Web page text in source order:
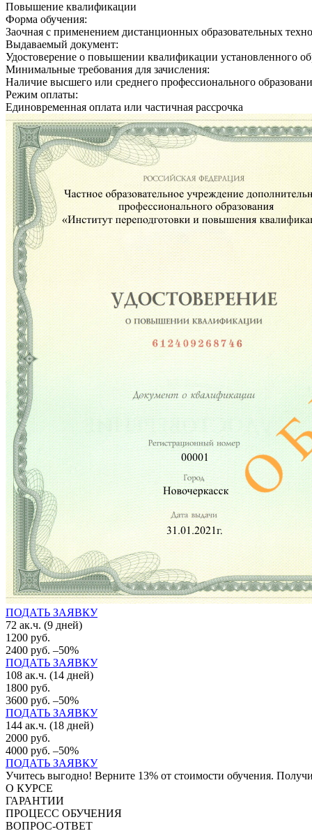
Повышение квалификации
Форма обучения:
Заочная с применением дистанционных образовательных
Выдаваемый документ:
Удостоверение о повышении квалификации установленного
Минимальные требования для зачисления:
Наличие высшего или среднего профессионального
Режим оплаты:
Единовременная оплата или частичная рассрочка
ПОДАТЬ ЗАЯВКУ
72 ак.ч. (9 дней)
1200 руб.
2400 руб. –50%
ПОДАТЬ ЗАЯВКУ
108 ак.ч. (14 дней)
1800 руб.
3600 руб. –50%
ПОДАТЬ ЗАЯВКУ
144 ак.ч. (18 дней)
2000 руб.
4000 руб. –50%
ПОДАТЬ ЗАЯВКУ
Учитесь выгодно! Верните 13% от стоимости обучения.
О КУРСЕ
ГАРАНТИИ
ПРОЦЕСС ОБУЧЕНИЯ
ВОПРОС-ОТВЕТ